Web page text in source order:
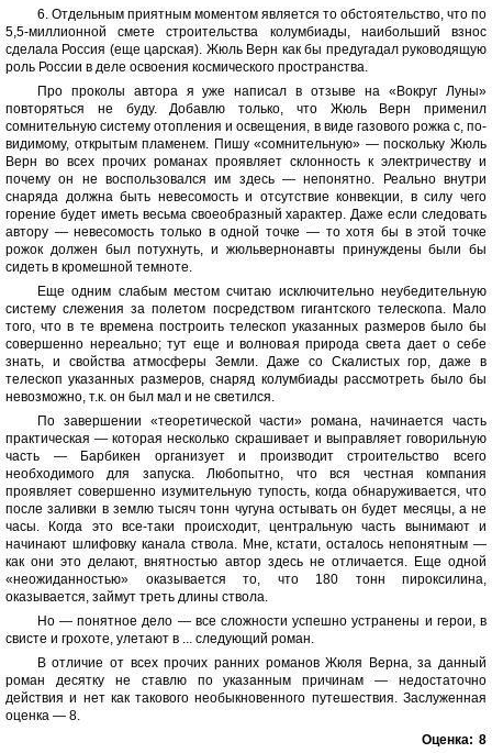
6. Отдельным приятным моментом является то обстоятельство, что по
5,5-миллионной смете строительства колумбиады, наибольший взнос
сделала Россия (еще царская). Жюль Верн как бы предугадал руководящую
роль России в деле освоения космического пространства.
Про проколы автора я уже написал в отзыве на «Вокруг Луны»
повторяться не буду. Добавлю только, что Жюль Верн применил
сомнительную систему отопления и освещения, в виде газового рожка с, по-
видимому, открытым пламенем. Пишу «сомнительную» — поскольку Жюль
Верн во всех прочих романах проявляет склонность к электричеству и
почему он не воспользовался им здесь — непонятно. Реально внутри
снаряда должна быть невесомость и отсутствие конвекции, в силу чего
горение будет иметь весьма своеобразный характер. Даже если следовать
автору — невесомость только в одной точке — то хотя бы в этой точке
рожок должен был потухнуть, и жюльвернонавты принуждены были бы
сидеть в кромешной темноте.
Еще одним слабым местом считаю исключительно неубедительную
систему слежения за полетом посредством гигантского телескопа. Мало
того, что в те времена построить телескоп указанных размеров было бы
совершенно нереально; тут еще и волновая природа света дает о себе
знать, и свойства атмосферы Земли. Даже со Скалистых гор, даже в
телескоп указанных размеров, снаряд колумбиады рассмотреть было бы
невозможно, т.к. он был мал и не светился.
По завершении «теоретической части» романа, начинается часть
практическая — которая несколько скрашивает и выправляет говорильную
часть — Барбикен организует и производит строительство всего
необходимого для запуска. Любопытно, что вся честная компания
проявляет совершенно изумительную тупость, когда обнаруживается, что
после заливки в землю тысяч тонн чугуна остывать он будет месяцы, а не
часы. Когда это все-таки происходит, центральную часть вынимают и
начинают шлифовку канала ствола. Мне, кстати, осталось непонятным —
как они это делают, внятностью автор здесь не отличается. Еще одной
«неожиданностью» оказывается то, что 180 тонн пироксилина,
оказывается, займут треть длины ствола.
Но — понятное дело — все сложности успешно устранены и герои, в
свисте и грохоте, улетают в ... следующий роман.
В отличие от всех прочих ранних романов Жюля Верна, за данный
роман десятку не ставлю по указанным причинам — недостаточно
действия и нет как такового необыкновенного путешествия. Заслуженная
оценка — 8.
Оценка: 8